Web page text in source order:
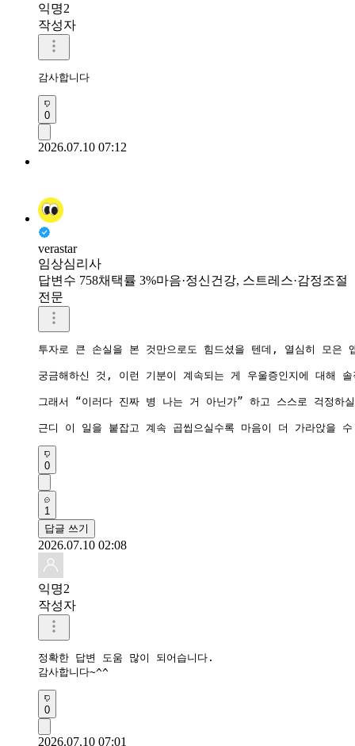
익명2
작성자
감사합니다
0
2026.07.10 07:12
verastar
임상심리사
답변수 758채택률 3%마음·정신건강, 스트레스·감정조절
전문
투자로 큰 손실을 본 것만으로도 힘드셨을 텐데, 열심히 모은
궁금해하신 것, 이런 기분이 계속되는 게 우울증인지에 대해
그래서 “이러다 진짜 병 나는 거 아닌가” 하고 스스로 걱정하
근디 이 일을 붙잡고 계속 곱씹으실수록 마음이 더 가라앉을
0
1
답글 쓰기
2026.07.10 02:08
익명2
작성자
정확한 답변 도움 많이 되어습니다.
감사합니다~^^
0
2026.07.10 07:01